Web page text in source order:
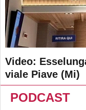
Video:
viale Piave (Mi)
PODCAST